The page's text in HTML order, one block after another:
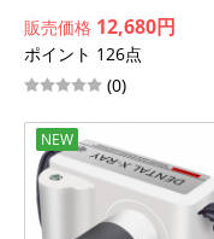
販売価格 12,680円
ポイント 126点
(0)
NEW